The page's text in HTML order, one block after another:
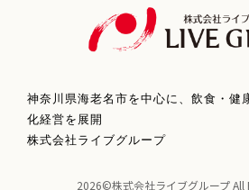
神奈川県海老名市を中心に、飲食・健
化経営を展開
株式会社ライブグループ
2026©株式会社ライブグループ All